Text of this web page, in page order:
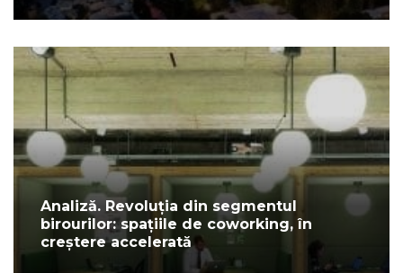
Analiză. Revoluția din segmentul
birourilor: spațiile de coworking, în
creștere accelerată